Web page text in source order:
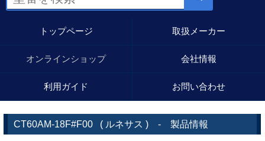
トップページ 取扱メーカー
オンラインショップ 会社情報
利用ガイド お問い合わせ
CT60AM-18F#F00 ( ルネサス ) - 製品情報